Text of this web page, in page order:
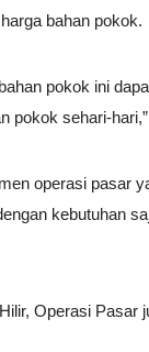
bahan pokok.
pokok ini
pokok sehari-
operasi pasar
kebutuhan
Operasi Pasar